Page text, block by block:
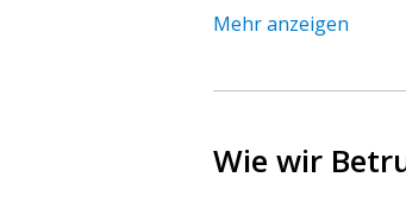
Mehr anzeigen
Wie wir